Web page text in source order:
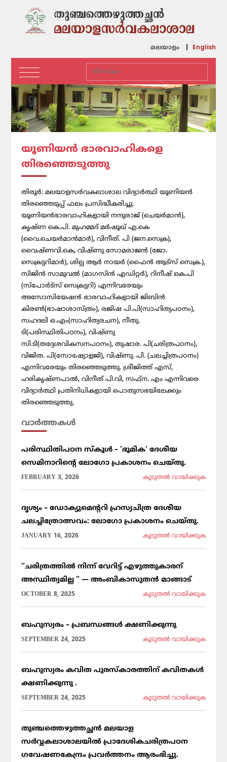
മലയാളം English
യൂണിയന്‍ ഭാരവാഹികളെ
തിരഞ്ഞെടുത്തു
തിരൂര്‍: മലയാളസര്‍വകലാശാല വിദ്യാര്‍ത്ഥി യൂണിയന്‍
തിരഞ്ഞെടുപ്പ് ഫലം പ്രസിദ്ധീകരിച്ചു.
യൂണിയന്‍ഭാരവാഹികളായി നന്ദുരാജ് (ചെയര്‍മാന്‍),
കൃഷ്ണ കെ.പി. മുഹമ്മദ് മര്‍ഷൂഖ് എ.കെ
(വൈ.ചെയര്‍മാന്‍മാര്‍), വിനീത്. പി (ജന.സെക്ര),
വൈഷ്ണവി.കെ, വിഷ്ണു സോമരാജന്‍ (ജോ.
സെക്രട്ടറിമാര്‍), ശില്പ ആര്‍ നായര്‍ (ഫൈന്‍ ആട്സ് സെക്ര.),
സിജിന്‍ സാമുവല്‍ (മാഗസിന്‍ എഡിറ്റര്‍), റിനീഷ് കെ.പി
(സ്പോര്‍ട്സ് സെക്രട്ടറി) എന്നിവരേയും
അസോസിയേഷന്‍ ഭാരവാഹികളായി ജിബിന്‍
കിരണ്‍(ഭാഷാശാസ്ത്രം), രജിഷ പി.പി(സാഹിത്യപഠനം),
സഹദലി ഒ.എം(സാഹിത്യരചന), നീതു.
ടി(പരിസ്ഥിതിപഠനം), വിഷ്ണു
സി.ടി(തദ്ദേശവികസനപഠനം), തുഷാര. പി(ചരിത്രപഠനം),
വിജിത. പി(സോഷ്യോളജി), വിഷ്ണു. പി. (ചലച്ചിത്രപഠനം)
എന്നിവരേയും തിരഞ്ഞെടുത്തു. ശ്രീജിത്ത് എസ്,
ഹരികൃഷ്ണപാല്‍, വിനീത് പി.വി, സഫ്ന. എം എന്നിവരെ
വിദ്യാര്‍ത്ഥി പ്രതിനിധികളായി പൊതുസഭയിലേക്കും
തിരഞ്ഞെടുത്തു.
വാര്‍ത്തകള്‍
പരിസ്ഥിതിപഠന സ്കൂൾ – ‘ഭൂമിക’ ദേശീയ
സെമിനാറിൻ്റെ ലോഗോ പ്രകാശനം ചെയ്തു.
FEBRUARY 3, 2026 കൂടുതല്‍ വായിക്കുക
ദൃശ്യം – ഡോക്യുമെന്ററി ഹ്രസ്വചിത്ര ദേശീയ
ചലച്ചിത്രോത്സവം: ലോഗോ പ്രകാശനം ചെയ്തു.
JANUARY 16, 2026 കൂടുതല്‍ വായിക്കുക
“ചരിത്രത്തിൽ നിന്ന് വേറിട്ട് എഴുത്തുകാരന്
അസ്ഥിത്വമില്ല ” — അംബികാസുതൻ മാങ്ങാട്
OCTOBER 8, 2025 കൂടുതല്‍ വായിക്കുക
ബഹുസ്വരം – പ്രബന്ധങ്ങൾ ക്ഷണിക്കുന്നു
SEPTEMBER 24, 2025 കൂടുതല്‍ വായിക്കുക
ബഹുസ്വരം കവിത പുരസ്കാരത്തിന് കവിതകൾ
ക്ഷണിക്കുന്നു .
SEPTEMBER 24, 2025 കൂടുതല്‍ വായിക്കുക
തുഞ്ചത്തെഴുത്തച്ഛൻ മലയാള
സർവ്വകലാശാലയിൽ പ്രാദേശികചരിത്രപഠന
ഗവേഷണകേന്ദ്രം പ്രവർത്തനം ആരംഭിച്ചു.